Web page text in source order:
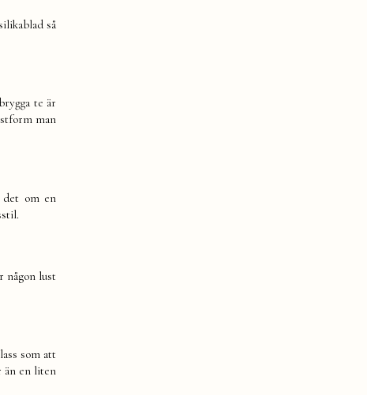
så
te är
man
det om en
någon lust
som att
än en liten